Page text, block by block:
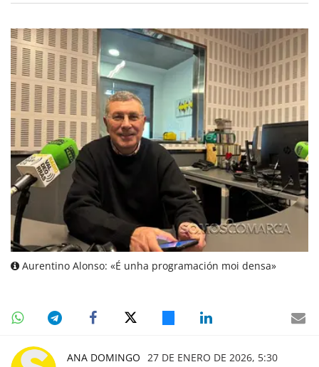
Aurentino Alonso: «É unha programación moi densa»
ANA DOMINGO 27 DE ENERO DE 2026, 5:30